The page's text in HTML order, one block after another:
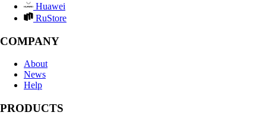
Huawei
RuStore
COMPANY
About
News
Help
PRODUCTS